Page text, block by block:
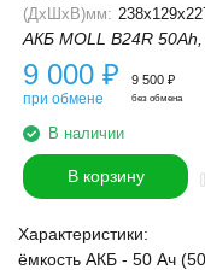
(ДхШхВ)мм:
АКБ MOLL B24R
9 000 ₽
при обмене
9 500 ₽
без обмена
В наличии
В корзину
Характеристики:
ёмкость АКБ - 50 Ач